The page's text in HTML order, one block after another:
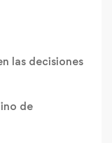
las decisiones
de